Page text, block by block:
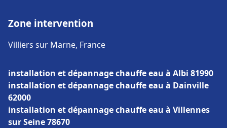
Zone intervention
Villiers sur Marne, France
installation et dépannage chauffe eau à Albi 81990
installation et dépannage chauffe eau à Dainville
62000
installation et dépannage chauffe eau à Villennes
sur Seine 78670